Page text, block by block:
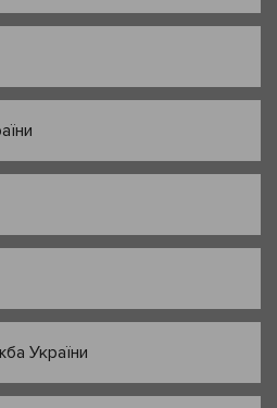
України